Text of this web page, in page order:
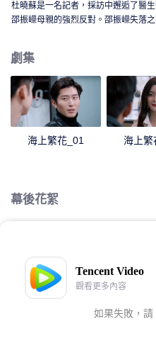
Tencent Video
觀看更多內容
如果失敗，請
杜曉蘇是一名記者，採訪中邂逅了醫
邵振嶸母親的強烈反對。邵振嶸失落
默默地在暗中幫助她。這引起了富家
刁難杜曉蘇。林向遠為了自己能夠出
崢，致使宇天集團險些破產。杜曉蘇
和鼓勵下，雷宇錚重新振興宇天，將
杜曉蘇和雷宇錚破除了兩人之間的誤
劇集
海上繁花_01 海上繁
幕後花絮